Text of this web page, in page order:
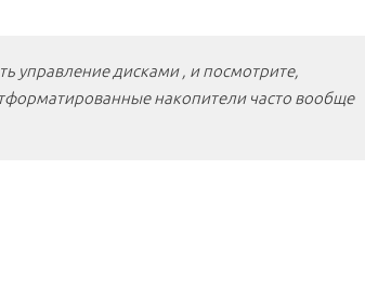
управление дисками , и посмотрите,
накопители часто вообще